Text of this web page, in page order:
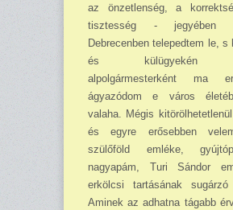
az önzetlenség, a
tisztesség - jegyében
Debrecenben telepedtem le, s
és külügyekén
alpolgármesterként ma
ágyazódom e város
valaha. Mégis
és egyre erősebben
szülőföld emléke,
nagyapám, Turi Sándor
erkölcsi tartásának sugárzó
Aminek az adhatna tágabb